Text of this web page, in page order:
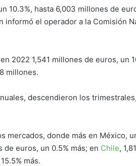
10.3%, hasta 6,003 millones de
informó el operador a la Comisión
2022 1,541 millones de euros, un
millones.
descendieron los
donde más en México,
euros, un 0.5% más; en Chile,
más.